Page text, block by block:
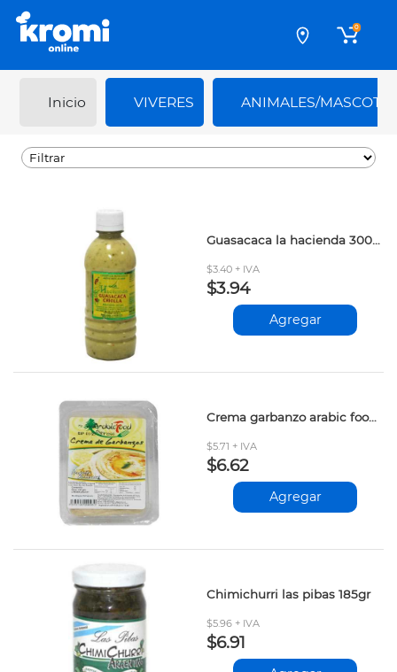
0
Inicio VIVERES ANIMALES/
Guasacaca la hacienda 300gr
$3.40 + IVA
$3.94
Agregar
Crema garbanzo arabic food 200gr
$5.71 + IVA
$6.62
Agregar
Chimichurri las pibas 185gr
$5.96 + IVA
$6.91